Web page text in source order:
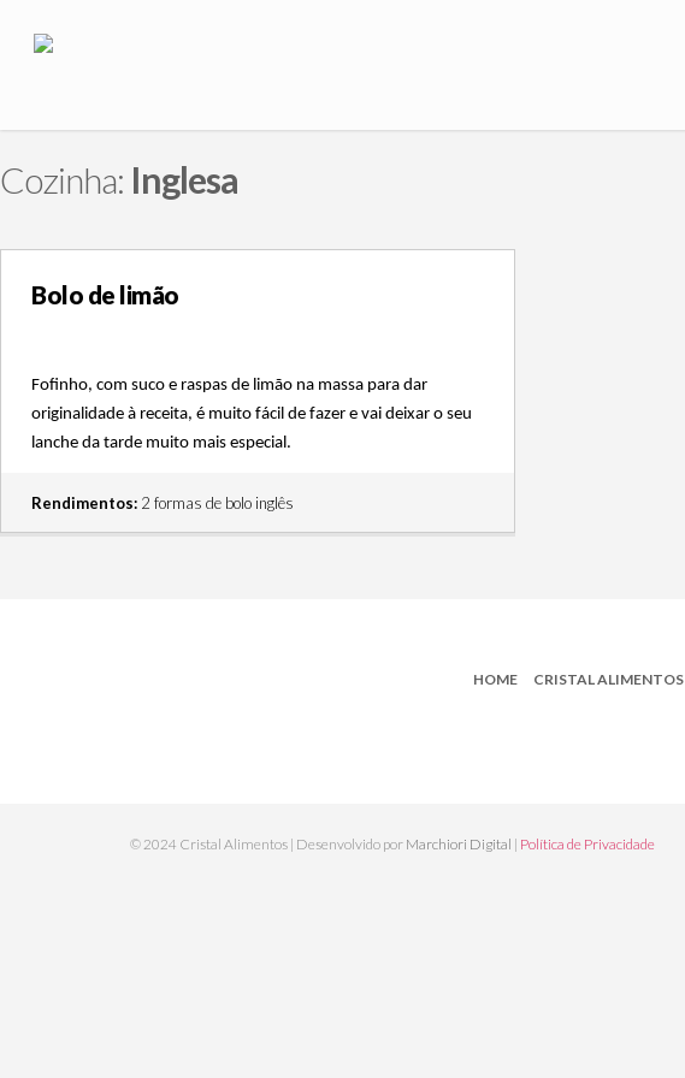
Cozinha: Inglesa
Bolo de limão
Fofinho, com suco e raspas de limão na massa para dar
originalidade à receita, é muito fácil de fazer e vai deixar o seu
lanche da tarde muito mais especial.
Rendimentos: 2 formas de bolo inglês
HOME CRISTAL ALIMENTOS
© 2024 Cristal Alimentos | Desenvolvido por Marchiori Digital | Política de Privacidade